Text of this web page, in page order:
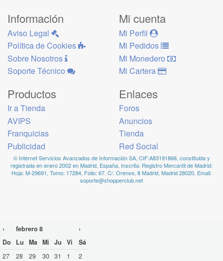
Información
Aviso Legal
Política de Cookies
Sobre Nosotros
Soporte Técnico
Mi cuenta
Mi Perfil
Mi Pedidos
Mi Monedero
Mi Cartera
Productos
Ir a Tienda
AVIPS
Franquicias
Publicidad
Enlaces
Foros
Anuncios
Tienda
Red Social
© Internet Servicios Avanzados de Información SA, CIF:A83191866, constituida y
registrada en enero 2002 en Madrid, España, Inscrita: Registro Mercantil de Madrid:
Hoja: M-29691, Tomo: 17284, Folio: 67. C/. Orense, 8 Madrid, Madrid 28020, Email:
soporte@shopperclub.net
‹ febrero 8
›
Do
Lu Ma Mi Ju Vi
Sá
27
28 29 30 31 1
2